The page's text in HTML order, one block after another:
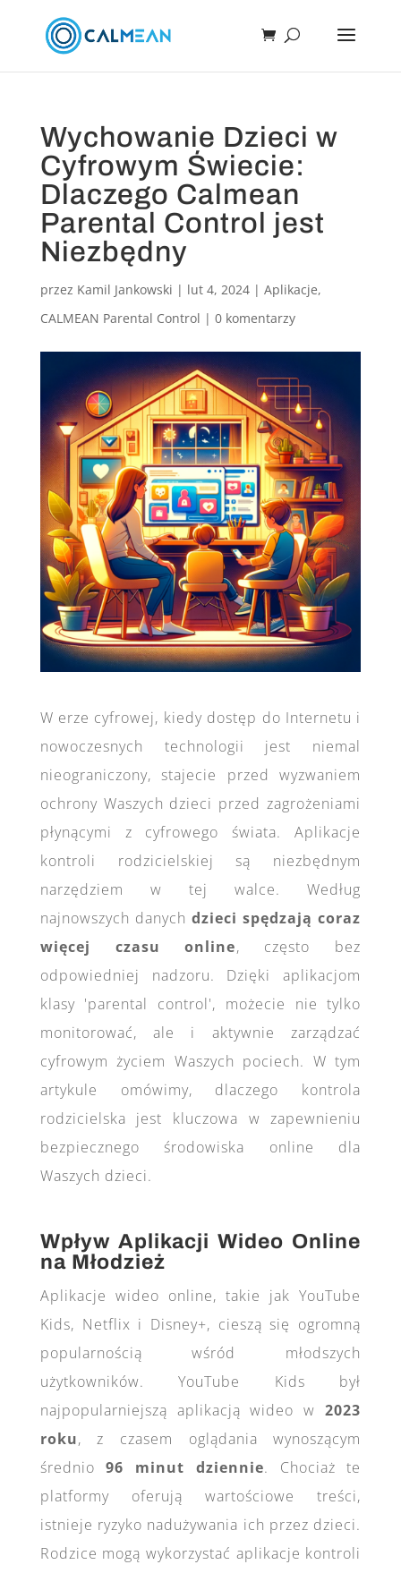
Wychowanie Dzieci w
Cyfrowym Świecie:
Dlaczego Calmean
Parental Control jest
Niezbędny
przez Kamil Jankowski | lut 4, 2024| Aplikacje,
CALMEAN Parental Control | 0 komentarzy
W erze cyfrowej, kiedy dostęp do Internetu i
nowoczesnych technologii jest niemal
nieograniczony, stajecie przed wyzwaniem
ochrony Waszych dzieci przed zagrożeniami
płynącymi z cyfrowego świata. Aplikacje
kontroli rodzicielskiej są niezbędnym
narzędziem w tej walce. Według
najnowszych danych dzieci spędzają coraz
więcej czasu online, często bez
odpowiedniej nadzoru. Dzięki aplikacjom
klasy 'parental control', możecie nie tylko
monitorować, ale i aktywnie zarządzać
cyfrowym życiem Waszych pociech. W tym
artykule omówimy, dlaczego kontrola
rodzicielska jest kluczowa w zapewnieniu
bezpiecznego środowiska online dla
Waszych dzieci.
Wpływ Aplikacji Wideo Online
na Młodzież
Aplikacje wideo online, takie jak YouTube
Kids, Netflix i Disney+, cieszą się ogromną
popularnością wśród młodszych
użytkowników. YouTube Kids był
najpopularniejszą aplikacją wideo w2023
roku, z czasem oglądania wynoszącym
średnio96 minut dziennie​. Chociaż te
platformy oferują wartościowe treści,
istnieje ryzyko nadużywania ich przez dzieci.
Rodzice mogą wykorzystać aplikacje kontroli